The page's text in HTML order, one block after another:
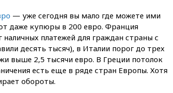
вчера, 20:35ПВО за день
сбила еще 281 украинский
беспилотник над Россией
вчера, 20:27Ямпольская
призвала оптимизировать
олимпиады для поступления в
вузы
— уже сегодня вы мало где можете ими
даже купюры в 200 евро. Франция
платежей для граждан страны с
десять тысяч), в Италии порог до трех
выше 2,5 тысячи евро. В Греции потолок
есть еще в ряде стран Европы. Хотя
обороты.